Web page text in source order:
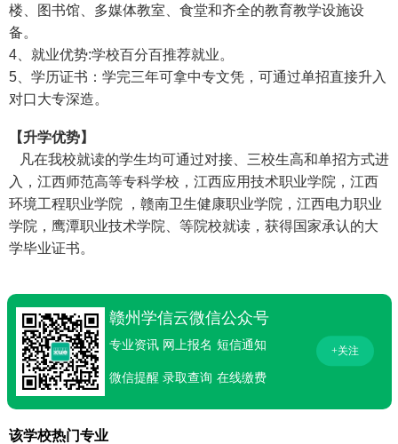
楼、图书馆、多媒体教室、食堂和齐全的教育教学设施设
备。
4、就业优势:学校百分百推荐就业。
5、学历证书：学完三年可拿中专文凭，可通过单招直接升入
对口大专深造。
【升学优势】
凡在我校就读的学生均可通过对接、三校生高和单招方式进
入，江西师范高等专科学校，江西应用技术职业学院，江西
环境工程职业学院 ，赣南卫生健康职业学院，江西电力职业
学院，鹰潭职业技术学院、等院校就读，获得国家承认的大
学毕业证书。
赣州学信云微信公众号
专业资讯 网上报名 短信通知
微信提醒 录取查询 在线缴费
+关注
该学校热门专业